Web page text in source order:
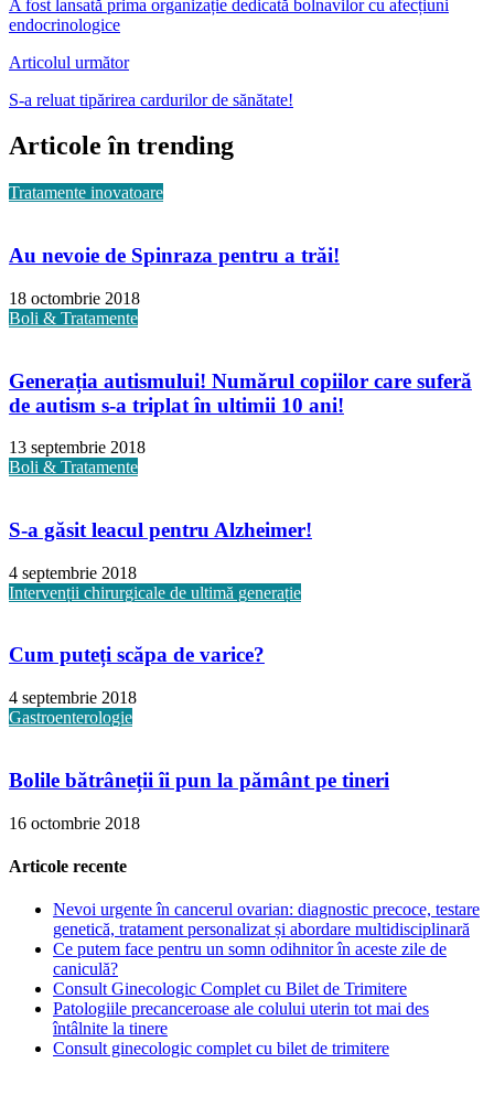
A fost lansată prima organizație dedicată bolnavilor cu afecțiuni
endocrinologice
Articolul următor
S-a reluat tipărirea cardurilor de sănătate!
Articole în trending
Tratamente inovatoare
Au nevoie de Spinraza pentru a trăi!
18 octombrie 2018
Boli & Tratamente
Generația autismului! Numărul copiilor care suferă
de autism s-a triplat în ultimii 10 ani!
13 septembrie 2018
Boli & Tratamente
S-a găsit leacul pentru Alzheimer!
4 septembrie 2018
Intervenții chirurgicale de ultimă generație
Cum puteți scăpa de varice?
4 septembrie 2018
Gastroenterologie
Bolile bătrâneții îi pun la pământ pe tineri
16 octombrie 2018
Articole recente
Nevoi urgente în cancerul ovarian: diagnostic precoce, testare
genetică, tratament personalizat și abordare multidisciplinară
Ce putem face pentru un somn odihnitor în aceste zile de
caniculă?
Consult Ginecologic Complet cu Bilet de Trimitere
Patologiile precanceroase ale colului uterin tot mai des
întâlnite la tinere
Consult ginecologic complet cu bilet de trimitere